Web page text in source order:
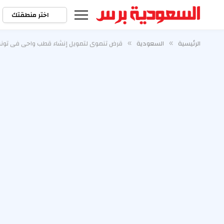
اختر منطقتك
الرئيسية » السعودية » قرض تنموي لتمويل إنشاء قطب واحي في تونس بـ 38